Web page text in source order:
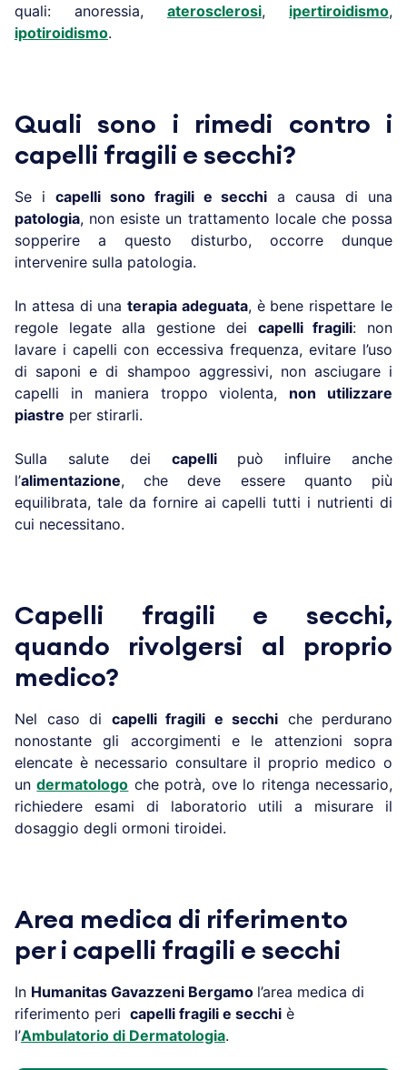
quali: anoressia, aterosclerosi, ipertiroidismo,
ipotiroidismo.
Quali sono i rimedi contro i
capelli fragili e secchi?
Se i capelli sono fragili e secchi a causa di una
patologia, non esiste un trattamento locale che possa
sopperire a questo disturbo, occorre dunque
intervenire sulla patologia.
In attesa di unaterapia adeguata, è bene rispettare le
regole legate alla gestione dei capelli fragili: non
lavare i capelli con eccessiva frequenza, evitare l’uso
di saponi e di shampoo aggressivi, non asciugare i
capelli in maniera troppo violenta, non utilizzare
piastre per stirarli.
Sulla salute dei capellipuò influire anche
l’alimentazione, che deve essere quanto più
equilibrata, tale da fornire ai capelli tutti i nutrienti di
cui necessitano.
Capelli fragili e secchi,
quando rivolgersi al proprio
medico?
Nel caso di capelli fragili e secchi che perdurano
nonostante gli accorgimenti e le attenzioni sopra
elencate è necessario consultare il proprio medico o
undermatologo che potrà, ove lo ritenga necessario,
richiedere esami di laboratorio utili a misurare il
dosaggio degli ormoni tiroidei.
Area medica di riferimento
per i capelli fragili e secchi
In Humanitas Gavazzeni Bergamo l’area medica di
riferimento peri capelli fragili e secchi è
l’Ambulatorio di Dermatologia.